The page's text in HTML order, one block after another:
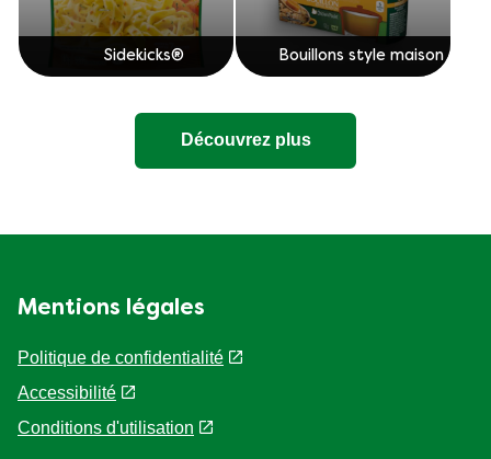
Sidekicks® Bouillons style maison
Découvrez plus
Mentions légales
Politique de confidentialité
Paramètres des cookies
Accessibilité